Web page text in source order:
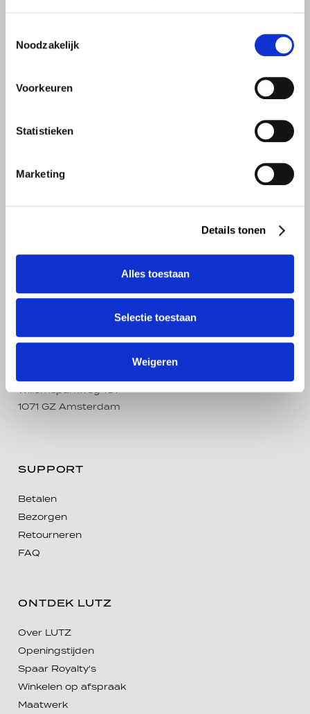
Noodzakelijk
Voorkeuren
Statistieken
Marketing
Details tonen
Alles toestaan
Selectie toestaan
Weigeren
020 370 3109
WINKELS
Willemsparkweg 161
1071 GZ Amsterdam
SUPPORT
Betalen
Bezorgen
Retourneren
FAQ
ONTDEK LUTZ
Over LUTZ
Openingstijden
Spaar Royalty's
Winkelen op afspraak
Maatwerk